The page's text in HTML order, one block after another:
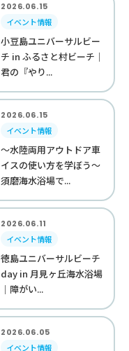
2026.06.15
イベント情報
小豆島ユニバーサルビー
チ in ふるさと村ビーチ｜
君の『やり...
2026.06.15
イベント情報
～水陸両用アウトドア車
イスの使い方を学ぼう～
須磨海水浴場で...
2026.06.11
イベント情報
徳島ユニバーサルビーチ
day in 月見ヶ丘海水浴場
｜障がい...
2026.06.05
イベント情報